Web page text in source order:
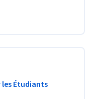
Étudiants